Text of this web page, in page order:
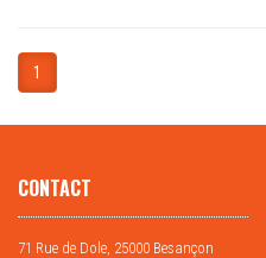
1
CONTACT
71 Rue de Dole, 25000 Besançon